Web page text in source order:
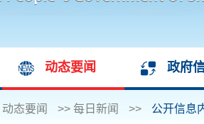
动态要闻 政府
动态要闻 >> 每日新闻 >> 公开信息